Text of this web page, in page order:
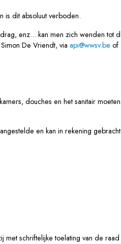
is dit absoluut verboden.
enz... kan men zich wenden tot
De Vriendt, via api@wwsv.be of
douches en het sanitair
en kan in rekening
schriftelijke toelating van de raad